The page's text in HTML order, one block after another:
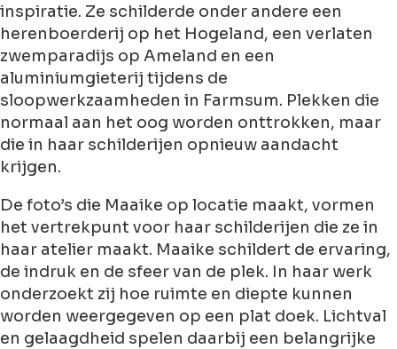
inspiratie. Ze schilderde onder andere een
herenboerderij op het Hogeland, een verlaten
zwemparadijs op Ameland en een
aluminiumgieterij tijdens de
sloopwerkzaamheden in Farmsum. Plekken die
normaal aan het oog worden onttrokken, maar
die in haar schilderijen opnieuw aandacht
krijgen.
De foto’s die Maaike op locatie maakt, vormen
het vertrekpunt voor haar schilderijen die ze in
haar atelier maakt. Maaike schildert de ervaring,
de indruk en de sfeer van de plek. In haar werk
onderzoekt zij hoe ruimte en diepte kunnen
worden weergegeven op een plat doek. Lichtval
en gelaagdheid spelen daarbij een belangrijke